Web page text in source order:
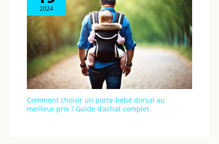
2024
Comment choisir un porte-bébé dorsal au
meilleur prix ? Guide d’achat complet